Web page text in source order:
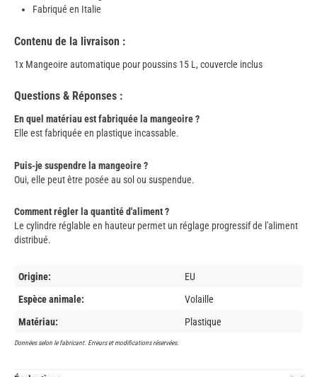
Fabriqué en Italie
Contenu de la livraison :
1x Mangeoire automatique pour poussins 15 L, couvercle inclus
Questions & Réponses :
En quel matériau est fabriquée la mangeoire ?
Elle est fabriquée en plastique incassable.
Puis-je suspendre la mangeoire ?
Oui, elle peut être posée au sol ou suspendue.
Comment régler la quantité d'aliment ?
Le cylindre réglable en hauteur permet un réglage progressif de l'aliment
distribué.
Origine:
EU
Espèce animale:
Volaille
Matériau:
Plastique
Données selon le fabricant. Erreurs et modifications réservées.